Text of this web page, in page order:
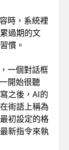
時，系統裡
過期的文
慣。
一個對話框
開始很聽
之後，AI的
術語上稱為
初設定的格
新指令來執